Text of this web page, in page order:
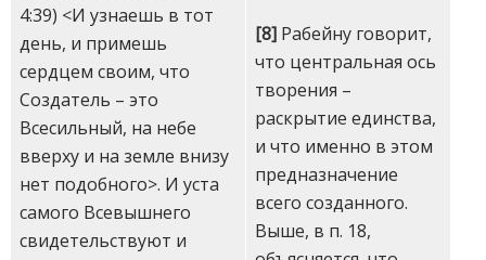
4:39) <И узнаешь в тот
день, и примешь
сердцем своим, что
Создатель – это
Всесильный, на небе
вверху и на земле внизу
нет подобного>. И уста
самого Всевышнего
свидетельствуют и
[8] Рабейну говорит,
что центральная ось
творения –
раскрытие единства,
и что именно в этом
предназначение
всего созданного.
Выше, в п. 18,